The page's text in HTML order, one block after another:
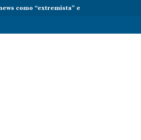
como “extremista” e Tsikhanouskaya